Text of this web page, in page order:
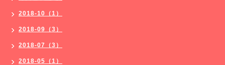
2018-10（1）
2018-09（3）
2018-07（3）
2018-05（1）